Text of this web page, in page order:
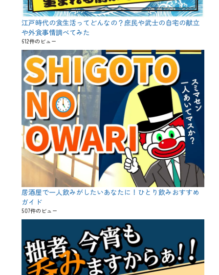
江戸時代の食生活ってどんなの？庶民や武士の自宅の献立
や外食事情調べてみた
612件のビュー
居酒屋で一人飲みがしたいあなたに！ひとり飲みおすすめ
ガイド
507件のビュー